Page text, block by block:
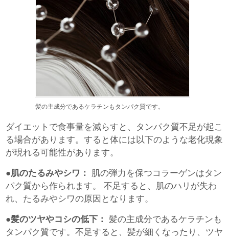
髪の主成分であるケラチンもタンパク質です。
ダイエットで食事量を減らすと、タンパク質不足が起こ
る場合があります。すると体には以下のような老化現象
が現れる可能性があります。
●肌のたるみやシワ：
肌の弾力を保つコラーゲンはタン
パク質から作られます。 不足すると、肌のハリが失わ
れ、たるみやシワの原因となります。
●髪のツヤやコシの低下： 髪の主成分であるケラチンも
タンパク質です。不足すると、髪が細くなったり、ツヤ